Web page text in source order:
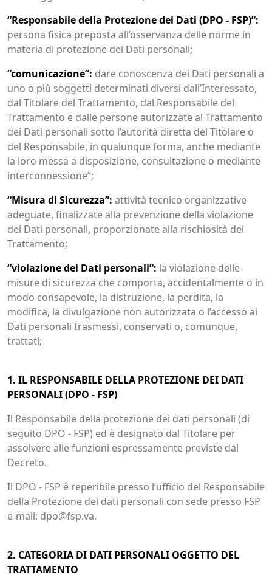
“Responsabile della Protezione dei Dati (DPO - FSP)”:
persona fisica preposta all’osservanza delle norme in
materia di protezione dei Dati personali;
“comunicazione”: dare conoscenza dei Dati personali a
uno o più soggetti determinati diversi dall’Interessato,
dal Titolare del Trattamento, dal Responsabile del
Trattamento e dalle persone autorizzate al Trattamento
dei Dati personali sotto l’autorità diretta del Titolare o
del Responsabile, in qualunque forma, anche mediante
la loro messa a disposizione, consultazione o mediante
interconnessione”;
“Misura di Sicurezza”: attività tecnico organizzative
adeguate, finalizzate alla prevenzione della violazione
dei Dati personali, proporzionate alla rischiosità del
Trattamento;
“violazione dei Dati personali”: la violazione delle
misure di sicurezza che comporta, accidentalmente o in
modo consapevole, la distruzione, la perdita, la
modifica, la divulgazione non autorizzata o l’accesso ai
Dati personali trasmessi, conservati o, comunque,
trattati;
1. IL RESPONSABILE DELLA PROTEZIONE DEI DATI
PERSONALI (DPO - FSP)
Il Responsabile della protezione dei dati personali (di
seguito DPO - FSP) ed è designato dal Titolare per
assolvere alle funzioni espressamente previste dal
Decreto.
Il DPO - FSP è reperibile presso l’ufficio del Responsabile
della Protezione dei dati personali con sede presso FSP
e-mail: dpo@fsp.va.
2. CATEGORIA DI DATI PERSONALI OGGETTO DEL
TRATTAMENTO